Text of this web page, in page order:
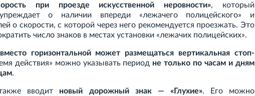
при проезде искусственной неровности», который
о наличии впереди «лежачего полицейского» и
о скорости, с которой через него рекомендуется проезжать. Это
число знаков в местах установки «лежачих полицейских».
вместо горизонтальной может размещаться вертикальная стоп-
действия» можно указывать период не только по часам и дням
.
вводит новый дорожный знак — «Глухие». Его можно